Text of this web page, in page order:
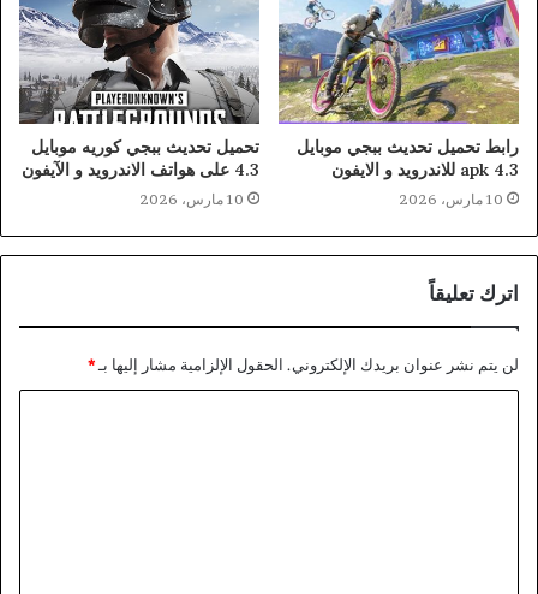
رابط تحميل تحديث ببجي موبايل
4.3 apk للاندرويد و الايفون
10 مارس، 2026
تحميل تحديث ببجي كوريه موبايل
4.3 على هواتف الاندرويد و الآيفون
10 مارس، 2026
اترك تعليقاً
لن يتم نشر عنوان بريدك الإلكتروني. الحقول الإلزامية مشار إليها بـ*